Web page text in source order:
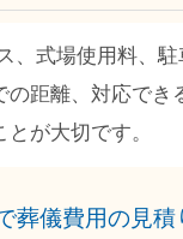
、式場使用料、駐
の距離、対応でき
が大切です。
葬儀費用の見積